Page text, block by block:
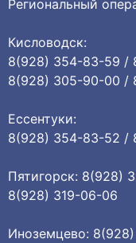
Региональный
Кисловодск:
8(928) 354-83-59 /
8(928) 305-90-00 /
Ессентуки:
8(928) 354-83-52 /
Пятигорск: 8(928)
8(928) 319-06-06
Иноземцево: